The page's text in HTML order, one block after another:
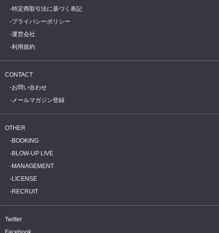
特定商取引法に基づく表記
プライバシーポリシー
運営会社
利用規約
CONTACT
お問い合わせ
メールマガジン登録
OTHER
BOOKING
BLOW-UP LIVE
MANAGEMENT
LICENSE
RECRUIT
Twitter